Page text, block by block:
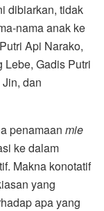
dibiarkan, tidak
nama anak ke
Api Narako,
Lebe, Gadis Putri
dan
penamaan mie
ke dalam
Makna konotatif
yang
apa yang